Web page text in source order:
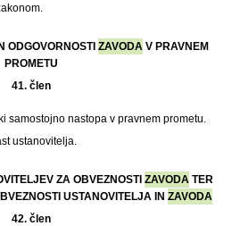
ODGOVORNOSTI ZAVODA V PRAVNEM
PROMETU
41. člen
samostojno nastopa v pravnem prometu.
ustanovitelja.
ZA OBVEZNOSTI ZAVODA TER
USTANOVITELJA IN ZAVODA
42. člen